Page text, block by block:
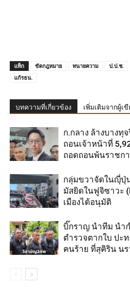
แท็ก ขัดกฎหมาย ทนายความ ป.ป.ช.
แก้รธน.
บทความที่เกี่ยวข้อง เพิ่มเติมจากผู้เ
ก.กลาง ล้างบางทุ
ถอนเจ้าหน้าที่
ถอดถอนพ้นราชก
กลุ่มขวาจัดในญุี่ปุ่
มัสยิดในฟูจิซาวะ
เมืองได้อนุมัติ
บิ๊กราญ นำทีม นำ
ตำรวจตากใบ ปะ
คนร้าย ที่สุคิริน น